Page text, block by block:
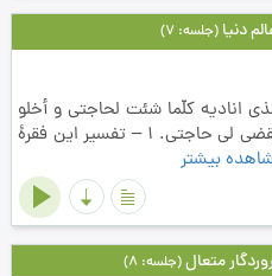
دنیا (جلسه: 7)
اناديه كلّما شئت لحاجتي و أخلو
به حيث شئت لسرّي بغير شفيع فيقضي لي حاجتي. 1 – تفسير اين فقرۀ
بیشتر
متعال(جلسه: 8)